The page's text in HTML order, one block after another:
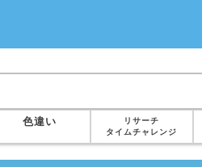
色違い
リサーチ
タイムチャレンジ